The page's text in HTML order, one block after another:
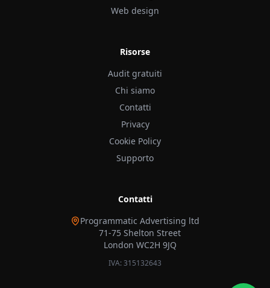
Web design
Risorse
Audit gratuiti
Chi siamo
Contatti
Privacy
Cookie Policy
Supporto
Contatti
Programmatic Advertising ltd
71-75 Shelton Street
London WC2H 9JQ
IVA: 315132643